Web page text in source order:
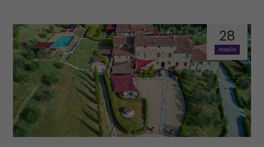
28
maalis